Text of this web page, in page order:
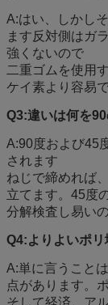
A:はい、しかし
ます反対側はガ
強くないので
二重ゴムを使用
ケイ素より容易で
Q3:違いは何を
A:90度および45
されます
ねじで締めれば
立てます。45度
分解検査し易い
Q4:よりよいポリ
A:単に言うこと
点があります。
そして経済。ア